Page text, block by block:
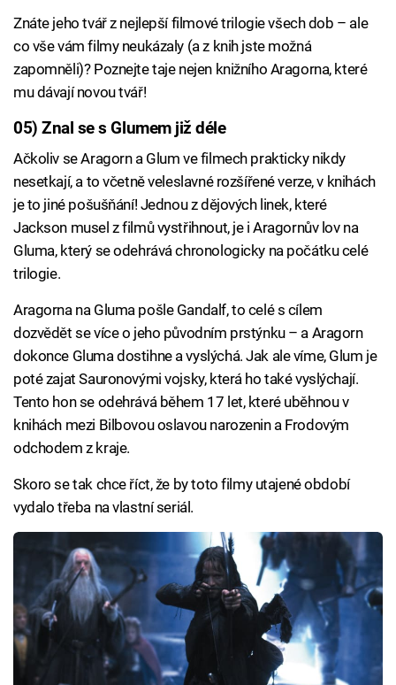
Znáte jeho tvář z nejlepší filmové trilogie všech dob – ale
co vše vám filmy neukázaly (a z knih jste možná
zapomněli)? Poznejte taje nejen knižního Aragorna, které
mu dávají novou tvář!
05) Znal se s Glumem již déle
Ačkoliv se Aragorn a Glum ve filmech prakticky nikdy
nesetkají, a to včetně veleslavné rozšířené verze, v knihách
je to jiné pošušňání! Jednou z dějových linek, které
Jackson musel z filmů vystřihnout, je i Aragornův lov na
Gluma, který se odehrává chronologicky na počátku celé
trilogie.
Aragorna na Gluma pošle Gandalf, to celé s cílem
dozvědět se více o jeho původním prstýnku – a Aragorn
dokonce Gluma dostihne a vyslýchá. Jak ale víme, Glum je
poté zajat Sauronovými vojsky, která ho také vyslýchají.
Tento hon se odehrává během 17 let, které uběhnou v
knihách mezi Bilbovou oslavou narozenin a Frodovým
odchodem z kraje.
Skoro se tak chce říct, že by toto filmy utajené období
vydalo třeba na vlastní seriál.